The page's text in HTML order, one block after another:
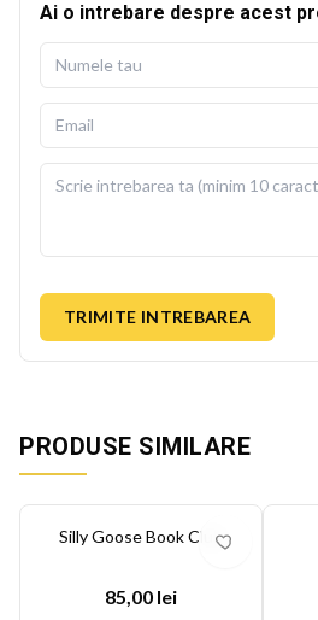
Ai o intrebare despre acest
TRIMITE INTREBAREA
PRODUSE SIMILARE
Silly Goose Book Club
85,00 lei